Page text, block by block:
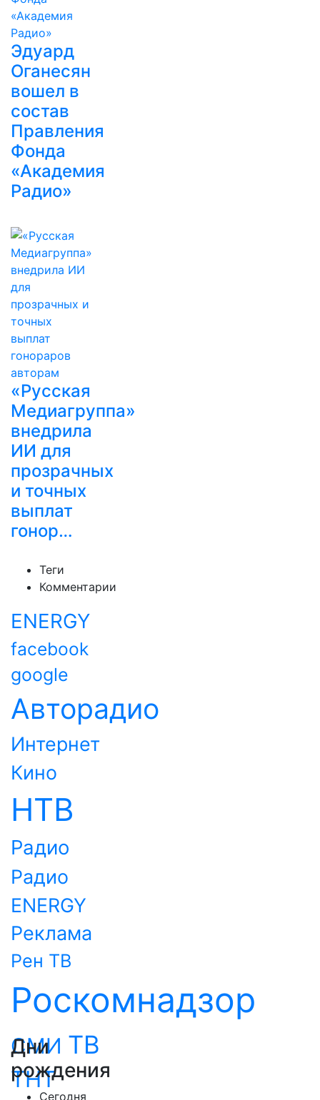
Эдуард
Оганесян
вошел в
состав
Правления
Фонда
«Академия
Радио»
«Русская
Медиагруппа»
внедрила
ИИ для
прозрачных
и точных
выплат
гонор…
Теги
Комментарии
ENERGY
facebook
google
Авторадио
Интернет
Кино
НТВ
Радио
Радио
ENERGY
Реклама
Рен ТВ
Роскомнадзор
СМИ ТВ
ТНТ
Дни
рождения
Сегодня